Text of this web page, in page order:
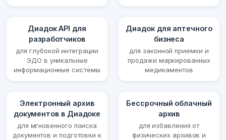
Диадок API для
разработчиков
для глубокой интеграции
ЭДО в уникальные
информационные системы
Диадок для аптечного
бизнеса
для законной приемки и
продажи маркированных
медикаментов
Электронный архив
документов в Диадоке
для мгновенного поиска
документов и подготовки к
Бессрочный облачный
архив
для избавления от
физических архивов и